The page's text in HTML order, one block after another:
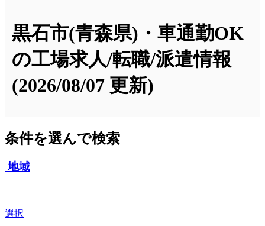
黒石市(青森県)・車通勤OK
の工場求人/転職/派遣情報
(2026/08/07 更新)
条件を選んで検索
地域
選択